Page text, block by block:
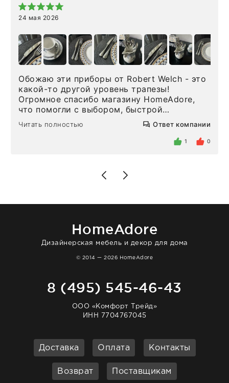
24 мая 2026
Обожаю эти приборы от Robert Welch - это
какой-то другой уровень трапезы!
Огромное спасибо магазину HomeAdore,
что помогли с выбором, быстрой
доставкой и высоким сервисом. Один раз
была здесь лично, забирала чайные ложки,
внутри очень много антикварной посуды,
Позже заказывала остальные приборы -
доставили сдэком на следующий день к
отвечает очень быстро. Взаимодействием
Читать полностью Ответ компании
1 0
HomeAdore
Дизайнерская мебель и декор для дома
© 2014 — 2026 HomeAdore
8 (495) 545-46-43
ООО «Комфорт Трейд»
ИНН 7704767045
Доставка Оплата Контакты
Возврат Поставщикам